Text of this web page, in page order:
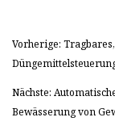
Vorherige:
Nächste:
Bewässerung von